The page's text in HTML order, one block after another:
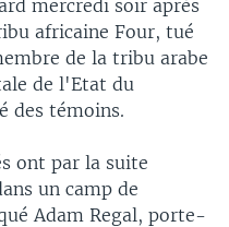
mercredi soir après
africaine Four, tué
de la tribu arabe
de l'Etat du
des témoins.
ont par la suite
un camp de
Adam Regal, porte-